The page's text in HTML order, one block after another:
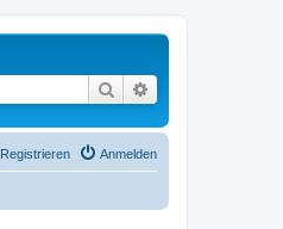
Suche
Anmelden
Registrieren